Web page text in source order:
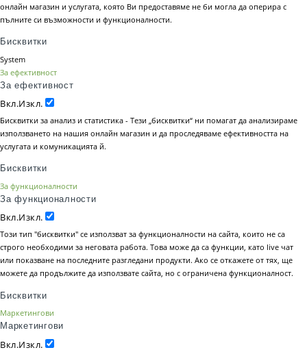
онлайн магазин и услугата, която Ви предоставяме не би могла да оперира с
пълните си възможности и функционалности.
Бисквитки
System
За ефективност
За ефективност
Вкл.Изкл.
Бисквитки за анализ и статистика - Тези „бисквитки“ ни помагат да анализираме
използването на нашия онлайн магазин и да проследяваме ефективността на
услугата и комуникацията й.
Бисквитки
За функционалности
За функционалности
Вкл.Изкл.
Този тип "бисквитки" се използват за функционалности на сайта, които не са
строго необходими за неговата работа. Това може да са функции, като live чат
или показване на последните разгледани продукти. Ако се откажете от тях, ще
можете да продължите да използвате сайта, но с ограничена функционалност.
Бисквитки
Маркетингови
Маркетингови
Вкл.Изкл.